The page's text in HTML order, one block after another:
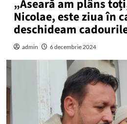
„Aseară am plâns
Nicolae, este ziua în
deschideam
admin 6 decembrie 2024